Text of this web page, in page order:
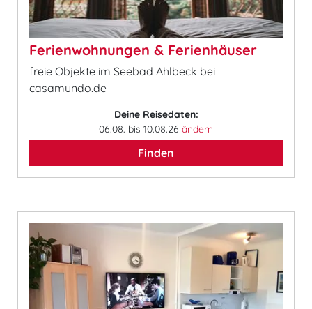
Ferienwohnungen & Ferienhäuser
freie Objekte im Seebad Ahlbeck bei
casamundo.de
Deine Reisedaten:
06.08. bis 10.08.26 ändern
Finden